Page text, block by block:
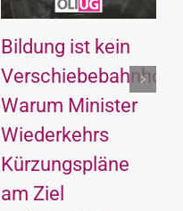
Bildung ist kein
Verschiebebahnhof:
Warum Minister
Wiederkehrs
Kürzungspläne
am Ziel